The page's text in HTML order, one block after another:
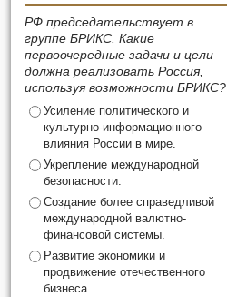
РФ председательствует в
группе БРИКС. Какие
первоочередные задачи и цели
должна реализовать Россия,
используя возможности БРИКС?
Усиление политического и
культурно-информационного
влияния России в мире.
Укрепление международной
безопасности.
Создание более справедливой
международной валютно-
финансовой системы.
Развитие экономики и
продвижение отечественного
бизнеса.